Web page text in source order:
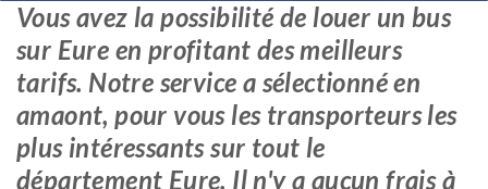
Vous avez la possibilité de louer un bus
sur Eure en profitant des meilleurs
tarifs. Notre service a sélectionné en
amaont, pour vous les transporteurs les
plus intéressants sur tout le
département Eure. Il n'y a aucun frais à